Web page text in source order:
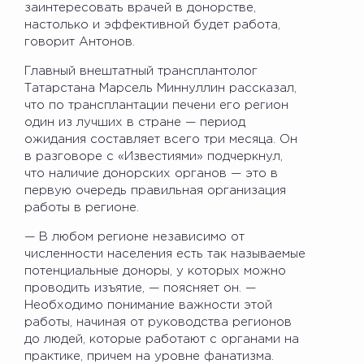
заинтересовать врачей в донорстве,
настолько и эффективной будет работа,
говорит Антонов.
Главный внештатный трансплантолог
Татарстана Марсель Миннуллин рассказал,
что по трансплантации печени его регион
один из лучших в стране — период
ожидания составляет всего три месяца. Он
в разговоре с «Известиями» подчеркнул,
что наличие донорских органов — это в
первую очередь правильная организация
работы в регионе.
— В любом регионе независимо от
численности населения есть так называемые
потенциальные доноры, у которых можно
проводить изъятие, — поясняет он. —
Необходимо понимание важности этой
работы, начиная от руководства регионов
до людей, которые работают с органами на
практике, причем на уровне фанатизма.